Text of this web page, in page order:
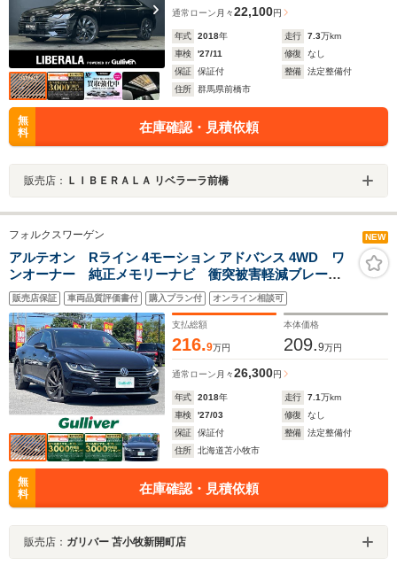
通常ローン 月々22,100円
年式 2018年 走行 7.3万km
車検
'27/11 修復
なし
保証
保証付 整備
法定整備付
住所
群馬県前橋市
無
料
在庫確認・見積依頼
販売店： ＬＩＢＥＲＡＬＡ リベラーラ前橋
フォルクスワーゲン NEW
アルテオン Rライン 4モーション アドバンス 4WD ワ
ンオーナー 純正メモリーナビ 衝突被害軽減ブレー
キ 横滑り防止装置 レーダークルーズコントロール
レーンキープアシスト ブラインドスポットモニター
リヤクロストラフィックアラート バックカメラ
販売店保証 車両品質評価書付 購入プラン付 オンライン相談可
支払総額
216.9万円
本体価格
209.9万円
通常ローン 月々26,300円
年式 2018年 走行 7.1万km
車検
'27/03 修復
なし
保証
保証付 整備
法定整備付
住所
北海道苫小牧市
無
料
在庫確認・見積依頼
販売店： ガリバー 苫小牧新開町店